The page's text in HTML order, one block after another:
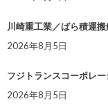
川崎重工業／ばら積運
2026年8月5日
フジトランスコーポレ
2026年8月5日